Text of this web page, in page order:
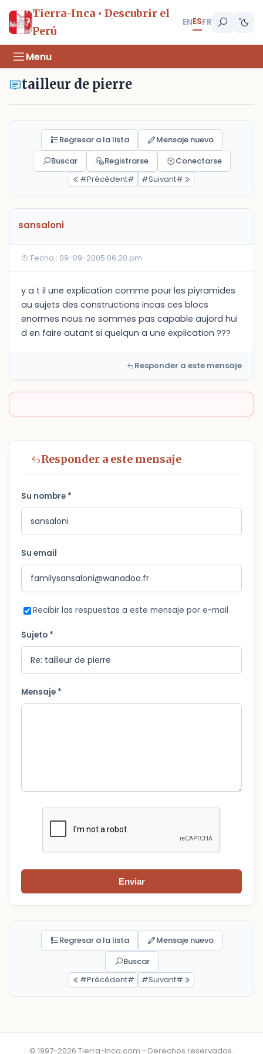
Tierra-Inca • Descubrir el
Perú
ENESFR
Menu
tailleur de pierre
Regresar a la lista
Mensaje nuevo
Buscar
Registrarse
Conectarse
#Précédent#
#Suivant#
sansaloni
Fecha : 09-09-2005 06:20 pm
y a t il une explication comme pour les piyramides
au sujets des constructions incas ces blocs
enormes nous ne sommes pas capable aujord hui
d en faire autant si quelqun a une explication ???
Responder a este mensaje
Responder a este mensaje
Su nombre *
Su email
Recibir las respuestas a este mensaje por e-mail
Sujeto *
Mensaje *
Enviar
Regresar a la lista
Mensaje nuevo
Buscar
#Précédent#
#Suivant#
© 1997-2026 Tierra-Inca.com - Derechos reservados.